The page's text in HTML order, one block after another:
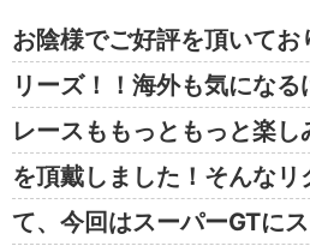
お陰様でご好評を頂いて
リーズ！！海外も気にな
レースももっともっと楽
を頂戴しました！そんなリ
て、今回はスーパーGTに